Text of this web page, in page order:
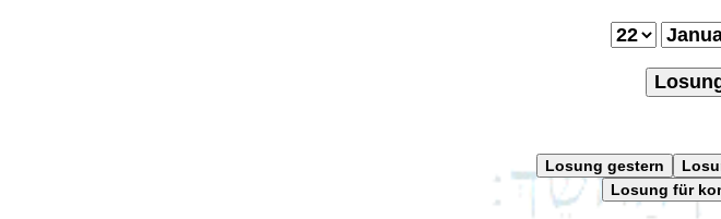
Losung gestern
Losung für